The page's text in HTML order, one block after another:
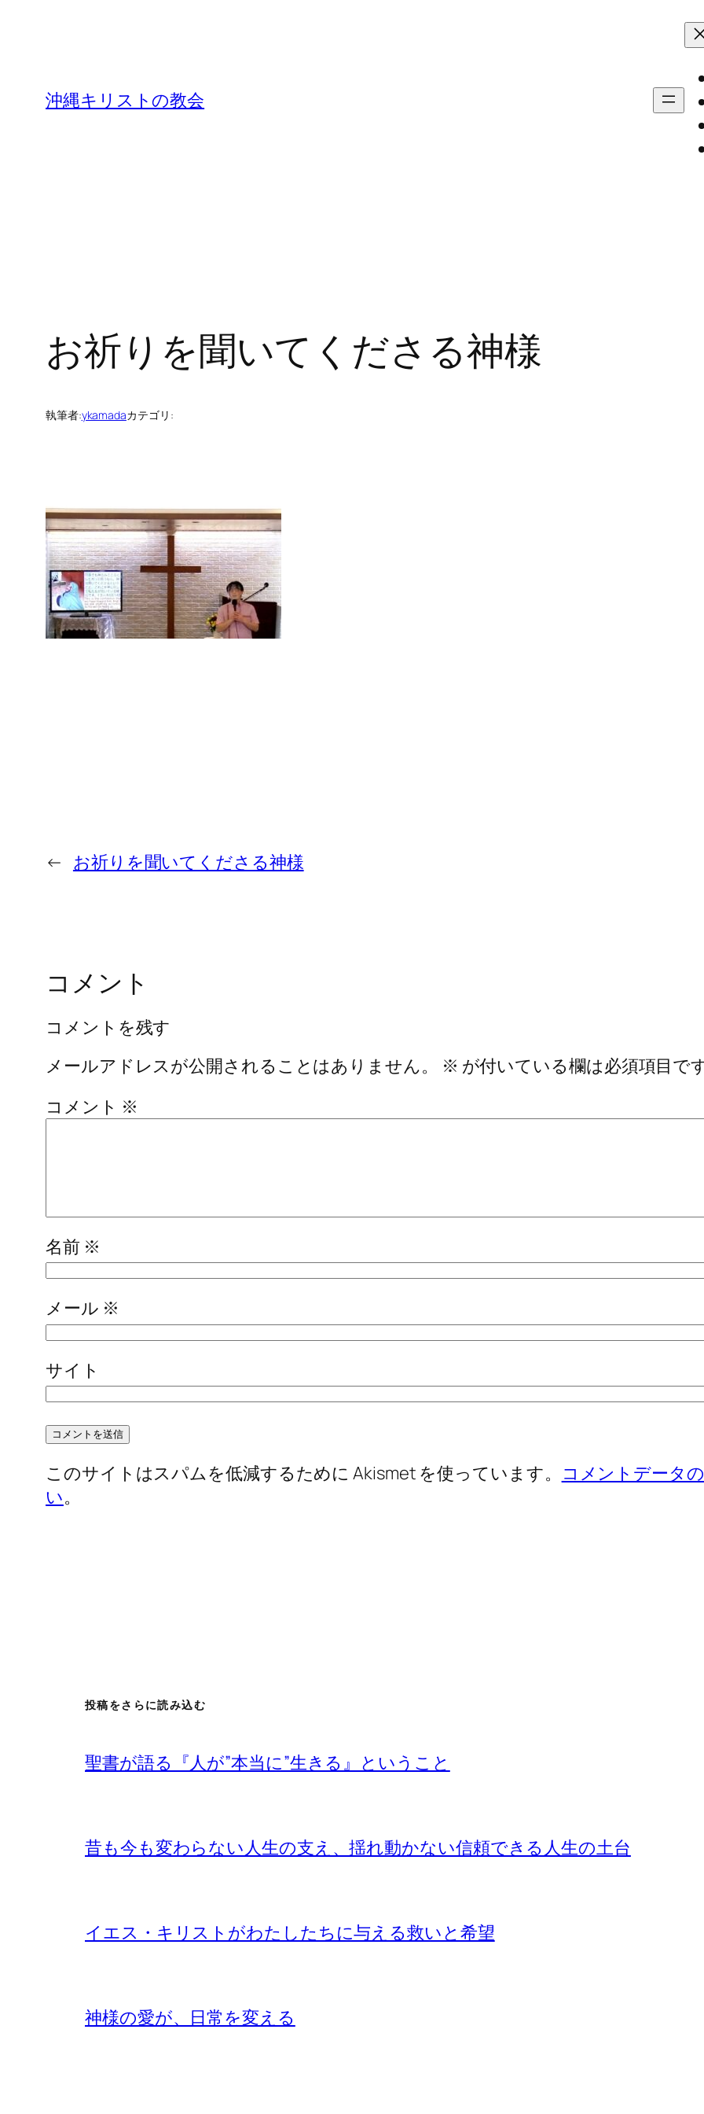
沖縄キリストの教会
お祈りを聞いてくださる神様
執筆者:ykamadaカテゴリ:
← お祈りを聞いてくださる神様
コメント
コメントを残す
メールアドレスが公開されることはありません。
※ が付いている欄は必須項目で
コメント ※
名前 ※
メール ※
サイト
このサイトはスパムを低減するために Akismet を使っています。 コメントデータ
い。
投稿をさらに読み込む
聖書が語る『人が”本当に”生きる』ということ
昔も今も変わらない人生の支え、揺れ動かない信頼できる人生の土台
イエス・キリストがわたしたちに与える救いと希望
神様の愛が、日常を変える